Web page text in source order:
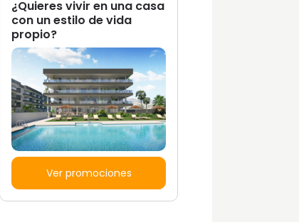
¿Quieres vivir en una casa
con un estilo de vida
propio?
Ver promociones